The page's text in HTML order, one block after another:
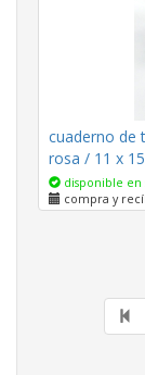
cuaderno de
rosa / 11 x
disponible en
compra y